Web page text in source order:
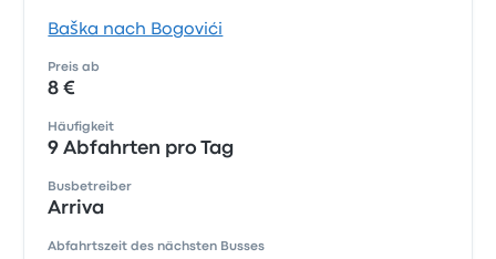
Baška nach Bogovići
Preis ab
8 €
Häufigkeit
9 Abfahrten pro Tag
Busbetreiber
Arriva
Abfahrtszeit des nächsten Busses